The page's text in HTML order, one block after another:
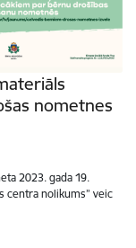
nometnes
2023. gada 19.
centra nolikums” veic